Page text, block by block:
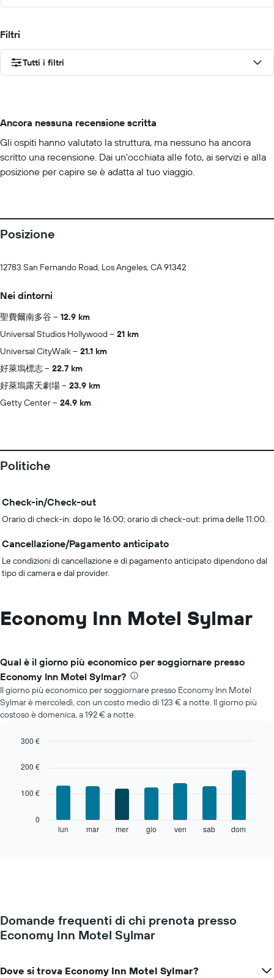
Filtri
Tutti i filtri
Ancora nessuna recensione scritta
Gli ospiti hanno valutato la struttura, ma nessuno ha ancora
scritto una recensione. Dai un'occhiata alle foto, ai servizi e alla
posizione per capire se è adatta al tuo viaggio.
Posizione
12783 San Fernando Road, Los Angeles, CA 91342
Nei dintorni
聖費爾南多谷
12.9 km
Universal Studios Hollywood
21 km
Universal CityWalk
21.1 km
好萊塢標志
22.7 km
好萊塢露天劇場
23.9 km
Getty Center
24.9 km
Politiche
Check-in/Check-out
Orario di check-in: dopo le 16:00; orario di check-out: prima delle 11:00.
Cancellazione/Pagamento anticipato
Le condizioni di cancellazione e di pagamento anticipato dipendono dal
tipo di camera e dal provider.
Economy Inn Motel Sylmar
Qual è il giorno più economico per soggiornare presso
Economy Inn Motel Sylmar?
Il giorno più economico per soggiornare presso Economy Inn Motel
Sylmar è mercoledì, con un costo medio di 123 € a notte. Il giorno più
costoso è domenica, a 192 € a notte.
chart
bars.
camera
per
della
graphic.
lun mar mer gio ven sab dom
0
100 €
200 €
300 €
Domande frequenti di chi prenota presso
Economy Inn Motel Sylmar
Dove si trova Economy Inn Motel Sylmar?